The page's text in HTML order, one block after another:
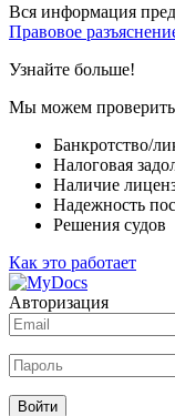
Вся информация
Правовое
Узнайте больше!
Мы можем
Банкротство/
Налоговая
Наличие
Надежность
Решения судов
Как это работает
Авторизация
Войти